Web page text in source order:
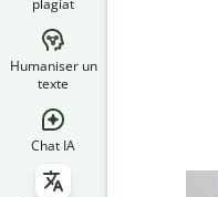
plagiat
Humaniser un
texte
Chat IA